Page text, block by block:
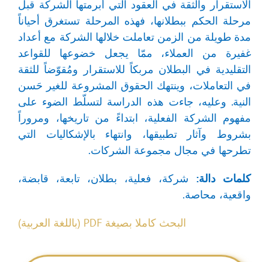
الاستقرار والثقة في العقود التي أبرمتها الشركة قبل
مرحلة الحكم ببطلانها، فهذه المرحلة تستغرق أحياناً
مدة طويلة من الزمن تعاملت خلالها الشركة مع أعداد
غفيرة من العملاء، ممّا يجعل خضوعها للقواعد
التقليدية في البطلان مربكاً للاستقرار ومُقوّضاً للثقة
في التعاملات، وينتهك الحقوق المشروعة للغير حَسن
النية. وعليه، جاءت هذه الدراسة لتسلّط الضوء على
مفهوم الشركة الفعلية، ابتداءً من تاريخها، ومروراً
بشروط وآثار تطبيقها، وانتهاء بالإشكاليات التي
تطرحها في مجال مجموعة الشركات.
كلمات دالة: شركة، فعلية، بطلان، تابعة، قابضة،
واقعية، محاصة.
البحث كاملا بصيغة PDF (باللغة العربية)